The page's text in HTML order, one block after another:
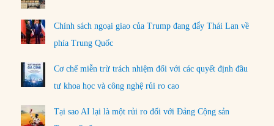
Chính sách ngoại giao của Trump đang đẩy Thái Lan về
phía Trung Quốc
Cơ chế miễn trừ trách nhiệm đối với các quyết định đầu
tư khoa học và công nghệ rủi ro cao
Tại sao AI lại là một rủi ro đối với Đảng Cộng sản